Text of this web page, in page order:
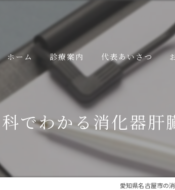
ホーム 診療案内
胃カメラ検査
大腸カメラ検査
高血圧について
代表あいさつ
でわかる消化器
愛知県名古屋市の